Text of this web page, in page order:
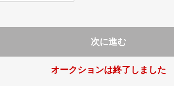
次に進む
オークションは終了しました